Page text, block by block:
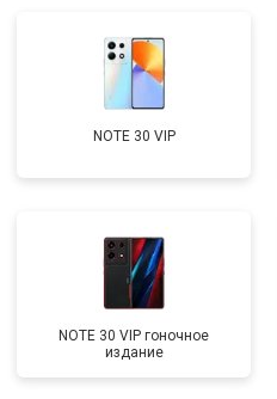
NOTE 30 VIP
NOTE 30 VIP гоночное
издание